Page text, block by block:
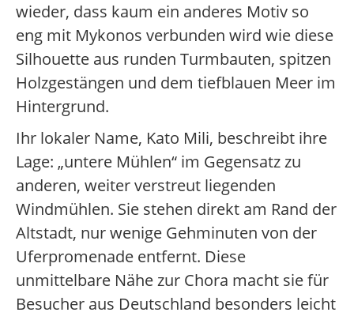
wieder, dass kaum ein anderes Motiv so
eng mit Mykonos verbunden wird wie diese
Silhouette aus runden Turmbauten, spitzen
Holzgestängen und dem tiefblauen Meer im
Hintergrund.
Ihr lokaler Name, Kato Mili, beschreibt ihre
Lage: „untere Mühlen“ im Gegensatz zu
anderen, weiter verstreut liegenden
Windmühlen. Sie stehen direkt am Rand der
Altstadt, nur wenige Gehminuten von der
Uferpromenade entfernt. Diese
unmittelbare Nähe zur Chora macht sie für
Besucher aus Deutschland besonders leicht